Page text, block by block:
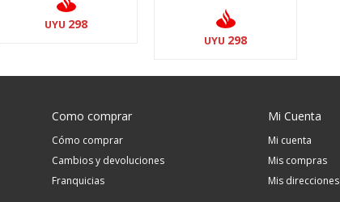
UYU 298
UYU 298
Como comprar
Cómo comprar
Cambios y devoluciones
Franquicias
Mi Cuenta
Mi cuenta
Mis compras
Mis direcciones